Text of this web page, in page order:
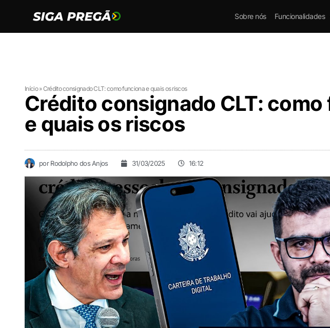
Sobre nós Funcionalidades
Início»Crédito consignado CLT: como funciona e quais os riscos
Crédito consignado CLT:
e quais os riscos
porRodolpho dos Anjos 31/03/2025 16:12